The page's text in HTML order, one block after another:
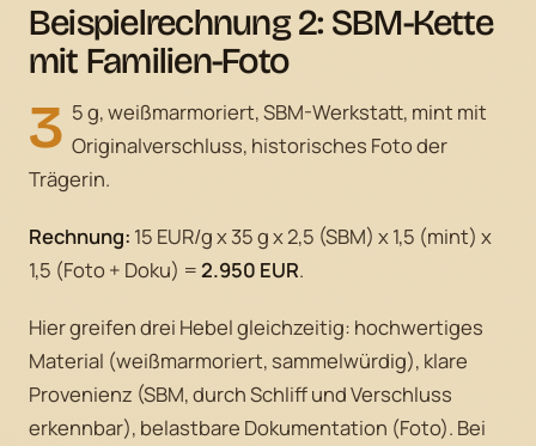
Beispielrechnung 2: SBM-Kette
mit Familien-Foto
3 5 g, weißmarmoriert, SBM-Werkstatt, mint mit
Originalverschluss, historisches Foto der
Trägerin.
Rechnung: 15 EUR/g x 35 g x 2,5 (SBM) x 1,5 (mint) x
1,5 (Foto + Doku) =2.950 EUR.
Hier greifen drei Hebel gleichzeitig: hochwertiges
Material (weißmarmoriert, sammelwürdig), klare
Provenienz (SBM, durch Schliff und Verschluss
erkennbar), belastbare Dokumentation (Foto). Bei